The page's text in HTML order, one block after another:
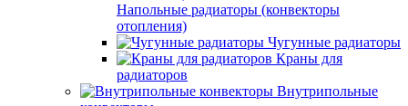
Напольные радиаторы (конвекторы
отопления)
Чугунные радиаторы
Краны для
радиаторов
Внутрипольные